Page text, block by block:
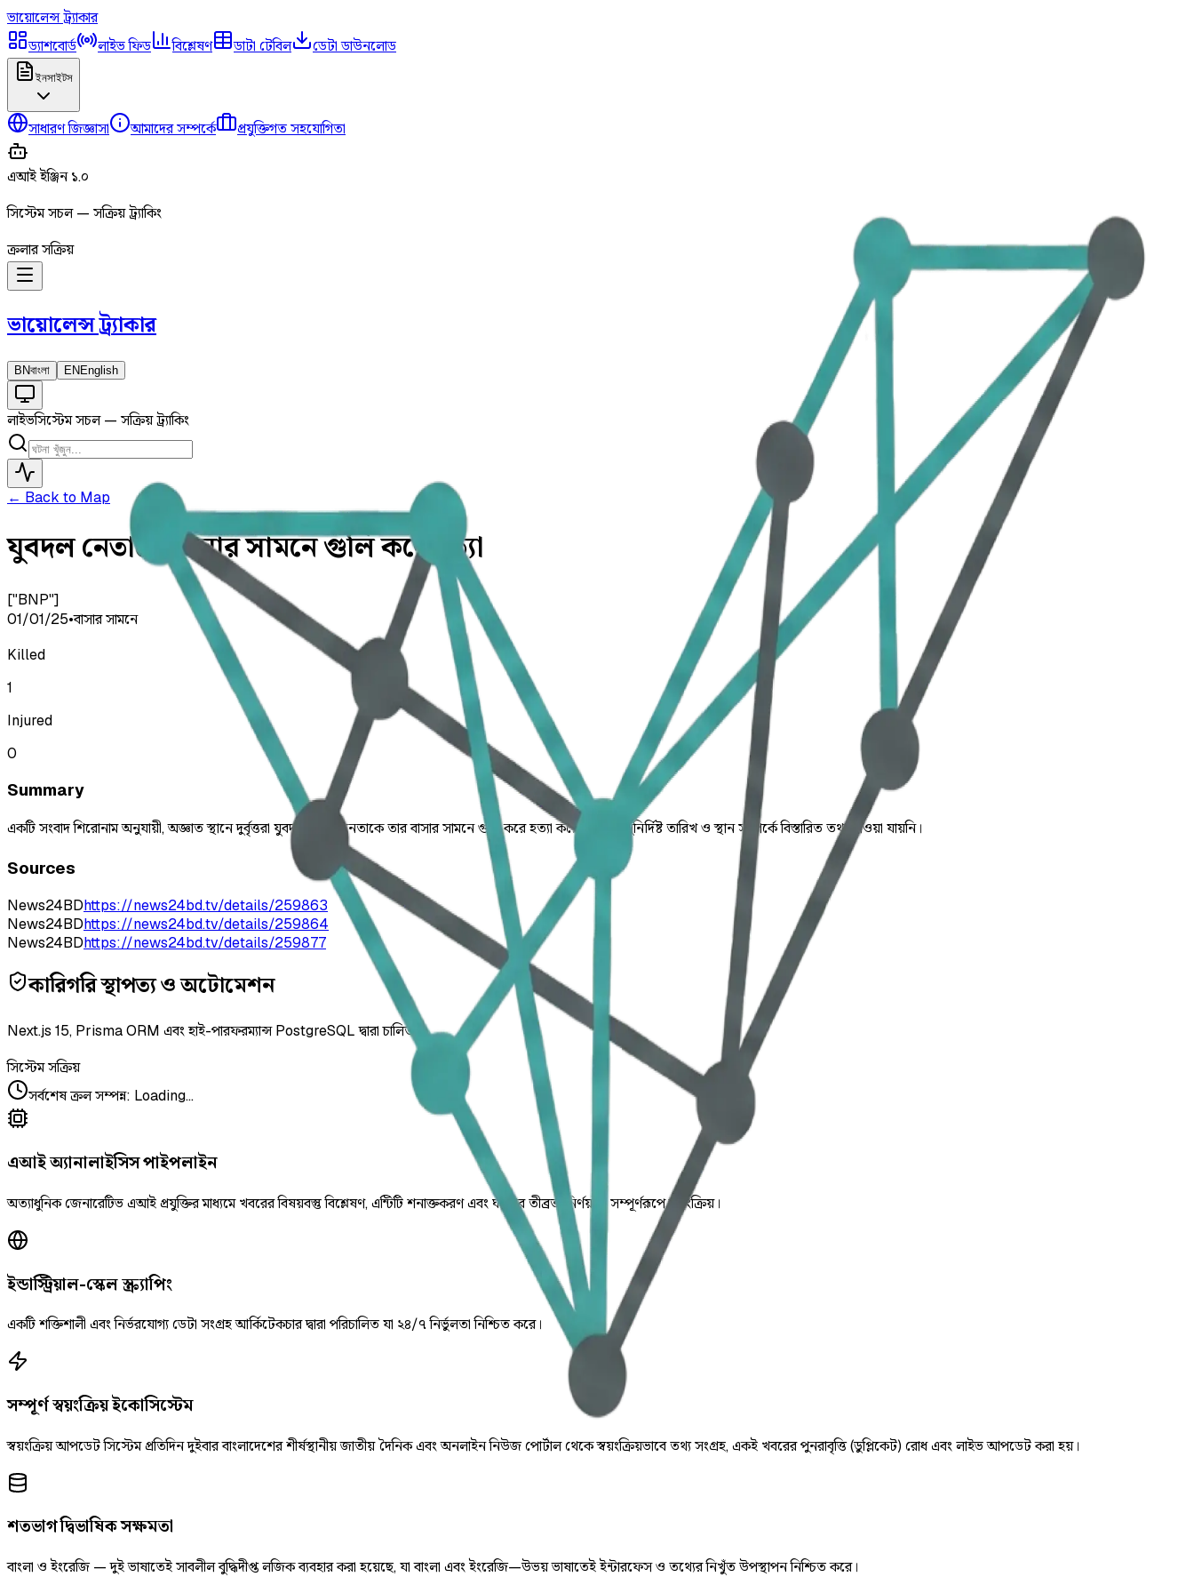
ভায়োলেন্সট্র্যাকার
ড্যাশবোর্ড
লাইভ ফিড বিশ্লেষণ ডাটা টেবিল ডেটা ডাউনলোড
ইনসাইটস
সাধারণ জিজ্ঞাসা আমাদের সম্পর্কে প্রযুক্তিগত সহযোগিতা
এআই ইঞ্জিন ১.০
সিস্টেম সচল — সক্রিয় ট্র্যাকিং
ক্রলার সক্রিয়
ভায়োলেন্সট্র্যাকার
BNবাংলা EN English
লাইভসিস্টেম সচল — সক্রিয় ট্র্যাকিং
← Back to Map
যুবদল নেতাকে বাসার সামনে গুলি করে হত্যা
["BNP"]
01/01/25•বাসার সামনে
Killed
1
Injured
0
Summary
একটি সংবাদ শিরোনাম অনুযায়ী, অজ্ঞাত স্থানে দুর্বৃত্তরা যুবদলের এক নেতাকে তার বাসার সামনে গুলি করে হত্যা করে। ঘটনার সুনির্দিষ্ট তারিখ ও স্থান সম্পর্কে বিস্তারিত তথ্য পাওয়া যায়নি।
Sources
News24BDhttps://news24bd.tv/details/259863
News24BDhttps://news24bd.tv/details/259864
News24BDhttps://news24bd.tv/details/259877
কারিগরি স্থাপত্য ও অটোমেশন
Next.js 15, Prisma ORM এবং হাই-পারফরম্যান্স PostgreSQL দ্বারা চালিত।
সিস্টেম সক্রিয়
সর্বশেষ ক্রল সম্পন্ন: Loading...
এআই অ্যানালাইসিস পাইপলাইন
অত্যাধুনিক জেনারেটিভ এআই প্রযুক্তির মাধ্যমে খবরের বিষয়বস্তু বিশ্লেষণ, এন্টিটি শনাক্তকরণ এবং ঘটনার তীব্রতা নির্ণয় যা সম্পূর্ণরূপে স্বয়ংক্রিয়।
ইন্ডাস্ট্রিয়াল-স্কেল স্ক্র্যাপিং
একটি শক্তিশালী এবং নির্ভরযোগ্য ডেটা সংগ্রহ আর্কিটেকচার দ্বারা পরিচালিত যা ২৪/৭ নির্ভুলতা নিশ্চিত করে।
সম্পূর্ণ স্বয়ংক্রিয় ইকোসিস্টেম
স্বয়ংক্রিয় আপডেট সিস্টেম প্রতিদিন দুইবার বাংলাদেশের শীর্ষস্থানীয় জাতীয় দৈনিক এবং অনলাইন নিউজ পোর্টাল থেকে স্বয়ংক্রিয়ভাবে তথ্য সংগ্রহ, একই খবরের পুনরাবৃত্তি (ডুপ্লিকেট) রোধ এবং লাইভ আপডেট করা হয়।
শতভাগ দ্বিভাষিক সক্ষমতা
বাংলা ও ইংরেজি — দুই ভাষাতেই সাবলীল বুদ্ধিদীপ্ত লজিক ব্যবহার করা হয়েছে, যা বাংলা এবং ইংরেজি—উভয় ভাষাতেই ইন্টারফেস ও তথ্যের নিখুঁত উপস্থাপন নিশ্চিত করে।